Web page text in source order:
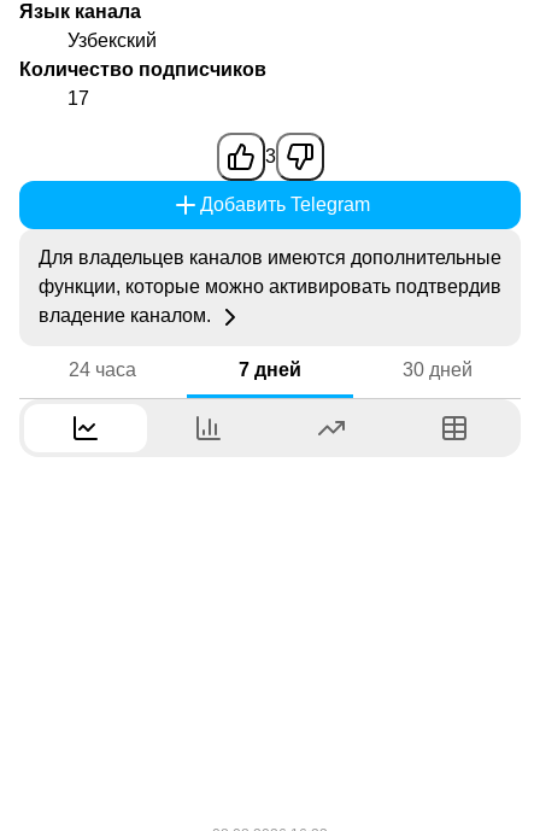
Язык канала
Узбекский
Количество подписчиков
17
3
Добавить Telegram
Для владельцев каналов имеются дополнительные
функции, которые можно активировать подтвердив
владение каналом.
24 часа 7 дней 30 дней